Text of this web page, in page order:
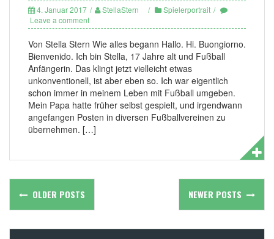
4. Januar 2017 StellaStern
Spielerportrait
Leave a comment
Von Stella Stern Wie alles begann Hallo. Hi. Buongiorno.
Bienvenido. Ich bin Stella, 17 Jahre alt und Fußball
Anfängerin. Das klingt jetzt vielleicht etwas
unkonventionell, ist aber eben so. Ich war eigentlich
schon immer in meinem Leben mit Fußball umgeben.
Mein Papa hatte früher selbst gespielt, und irgendwann
angefangen Posten in diversen Fußballvereinen zu
übernehmen. […]
Posts
navigation
OLDER POSTS NEWER POSTS